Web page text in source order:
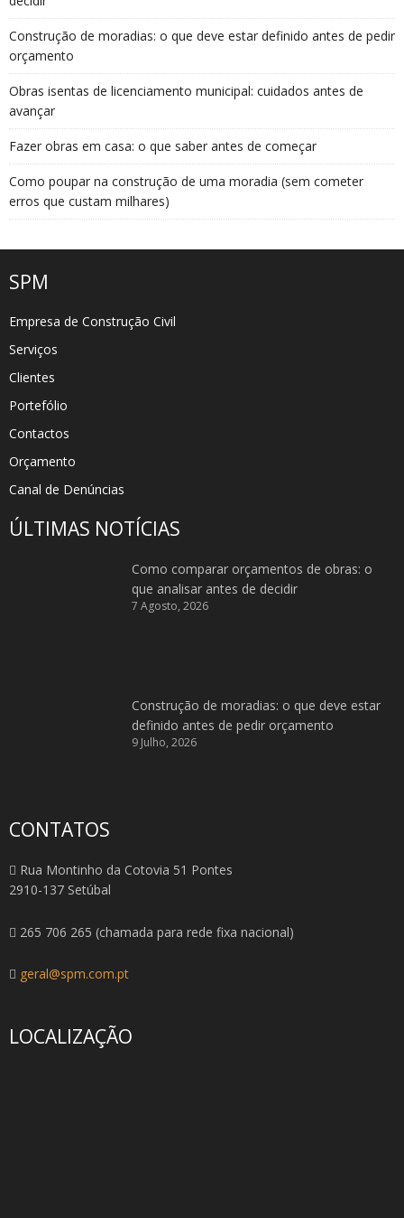
Construção de moradias: o que deve estar definido antes de pedir
orçamento
Obras isentas de licenciamento municipal: cuidados antes de
avançar
Fazer obras em casa: o que saber antes de começar
Como poupar na construção de uma moradia (sem cometer
erros que custam milhares)
SPM
Empresa de Construção Civil
Serviços
Clientes
Portefólio
Contactos
Orçamento
Canal de Denúncias
ÚLTIMAS NOTÍCIAS
Como comparar orçamentos de obras: o
que analisar antes de decidir
7 Agosto, 2026
Construção de moradias: o que deve estar
definido antes de pedir orçamento
9 Julho, 2026
CONTATOS
Rua Montinho da Cotovia 51 Pontes
2910-137 Setúbal
265 706 265 (chamada para rede fixa nacional)
geral@spm.com.pt
LOCALIZAÇÃO